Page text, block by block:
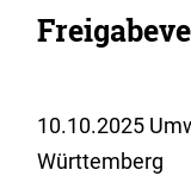
10.10.2025
Württemberg